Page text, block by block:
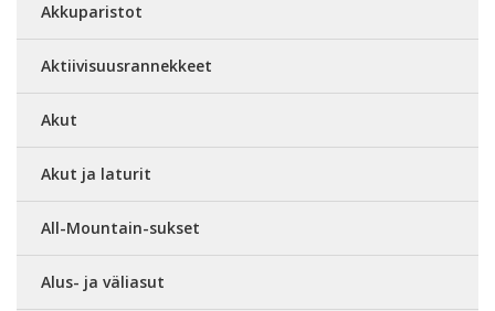
Akkuparistot
Aktiivisuusrannekkeet
Akut
Akut ja laturit
All-Mountain-sukset
Alus- ja väliasut